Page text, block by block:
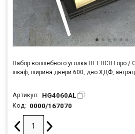
Набор волшебного уголка HETTICH Горо
шкаф, ширина двери 600, дно ХДФ,
Артикул: HG4060AL
Код: 0000/167070